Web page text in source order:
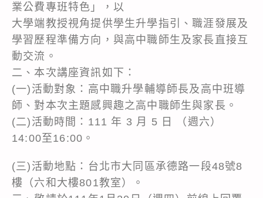
業公費專班特色」，以
大學端教授視角提供學生升學指引、職涯發展及
學習歷程準備方向，與高中職師生及家長直接互
動交流。
二、本次講座資訊如下：
(一)活動對象：高中職升學輔導師長及高中班導
師、對本次主題感興趣之高中職師生與家長。
(二)活動時間：111 年 3 月 5 日 （週六）
14:00至16:00。
(三)活動地點：台北市大同區承德路一段48號8
樓（六和大樓801教室）。